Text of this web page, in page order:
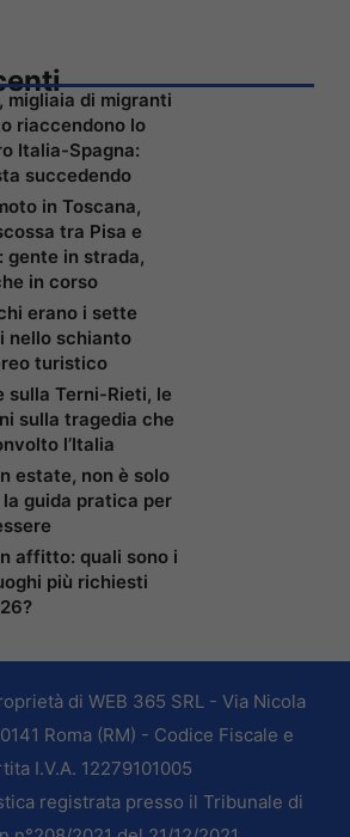
migliaia di migranti
riaccendono lo
Italia-Spagna:
succedendo
in Toscana,
tra Pisa e
gente in strada,
in corso
erano i sette
nello schianto
turistico
sulla Terni-Rieti, le
sulla tragedia che
l’Italia
estate, non è solo
guida pratica per
affitto: quali sono i
più richiesti
di WEB 365 SRL - Via Nicola
Roma (RM) - Codice Fiscale e
I.V.A. 12279101005
registrata presso il Tribunale di